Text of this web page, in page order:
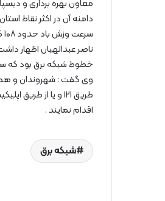
دامنه آن در اکثر نقاط
سرعت وزش باد حدود ۱۰۸ کیلومتر در ساعت بود .
ناصر عبدالهیان اظهار
خطوط شبکه برق بود که
وی گفت : شهروندان و هم
طریق ۱۲۱ و یا از
اقدام نمایند .
شبکه برق